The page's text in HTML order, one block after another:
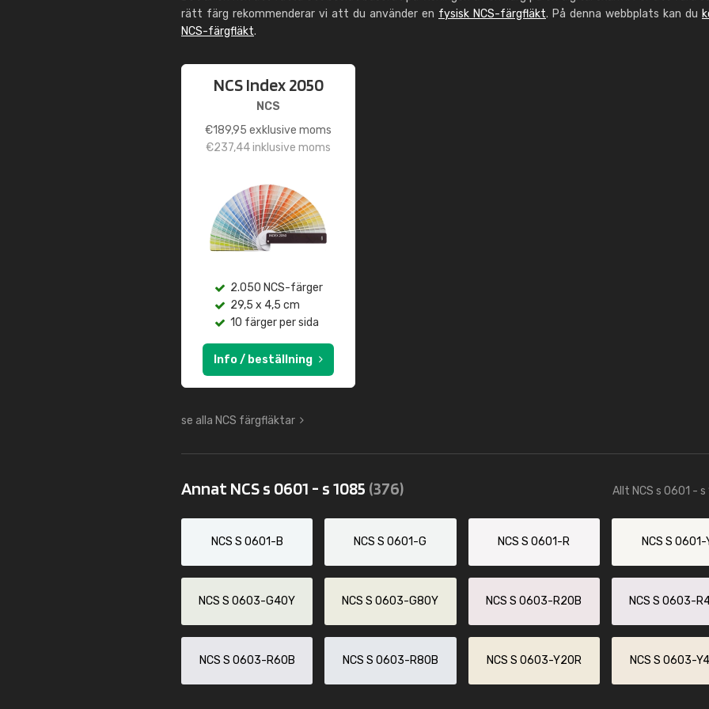
rätt färg rekommenderar vi att du använder en fysisk NCS-färgfläkt. På denna webbplats kan du
NCS-färgfläkt.
NCS Index 2050
NCS
€189,95 exklusive moms
€237,44inklusive moms
2.050 NCS-färger
29,5 x 4,5 cm
10 färger per sida
Info / beställning
se alla NCS färgfläktar
Annat NCS s 0601 - s 1085 (376) Allt NCS s 0601 - s
NCS S 0601-B NCS S 0601-G NCS S 0601-R NCS S 0601-
NCS S 0603-G40Y NCS S 0603-G80Y NCS S 0603-R20B NCS S 0603-
NCS S 0603-R60B NCS S 0603-R80B NCS S 0603-Y20R NCS S 0603-